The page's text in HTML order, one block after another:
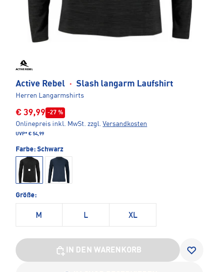
Active Rebel · Slash langarm Laufshirt
Herren Langarmshirts
€ 39,99 -27 %
Onlinepreis inkl. MwSt. zzgl. Versandkosten
UVP* € 54,99
Farbe: Schwarz
Größe:
M L XL
IN DEN WARENKORB